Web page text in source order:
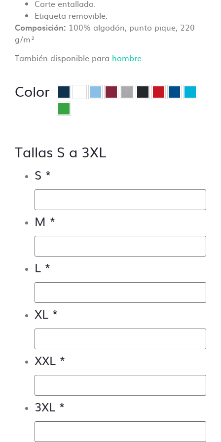
Corte entallado.
Etiqueta removible.
Composición: 100% algodón, punto pique, 220
g/m²
También disponible para hombre.
Color
Tallas S a 3XL
S *
M *
L *
XL *
XXL *
3XL *
– Control de trazos para troquelado si lo
hubiera.
– Control de los márgenes de seguridad.
– Control de capas, no se aceptarán
pedirá al cliente que subsane el problema.
pone Luis y poner Pepe”
Si necesitas ayuda para preparar tus
te lo presupuestamos sin compromiso.